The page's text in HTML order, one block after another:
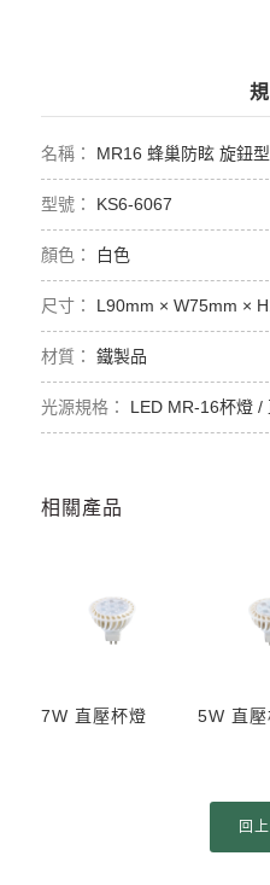
MR16 蜂巢防眩 旋鈕
KS6-6067
白色
L90mm × W75mm ×
鐵製品
LED MR-16杯燈 /
相關產品
7W 直壓杯燈 5W 直壓